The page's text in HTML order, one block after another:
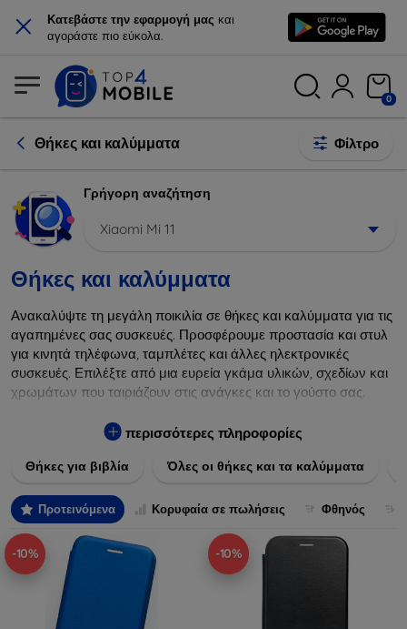
× Κατεβάστε την εφαρμογή μας και
αγοράστε πιο εύκολα.
0
Θήκες και καλύμματα Φίλτρο
Γρήγορη αναζήτηση
Xiaomi Mi 11
Θήκες και καλύμματα
Ανακαλύψτε τη μεγάλη ποικιλία σε θήκες και καλύμματα για τις
αγαπημένες σας συσκευές. Προσφέρουμε προστασία και στυλ
για κινητά τηλέφωνα, ταμπλέτες και άλλες ηλεκτρονικές
συσκευές. Επιλέξτε από μια ευρεία γκάμα υλικών, σχεδίων και
χρωμάτων που ταιριάζουν στις ανάγκες και το γούστο σας.
πτώσεις και άλλες φθορές, ενώ παράλληλα δίνετε ένα
και τη διάρκεια ζωής των συσκευών σας με τις κορυφαίες
περισσότερες πληροφορίες
Θήκες για βιβλία Όλες οι θήκες και τα καλύμματα
Προτεινόμενα Κορυφαία σε πωλήσεις Φθηνός
-10% -10%